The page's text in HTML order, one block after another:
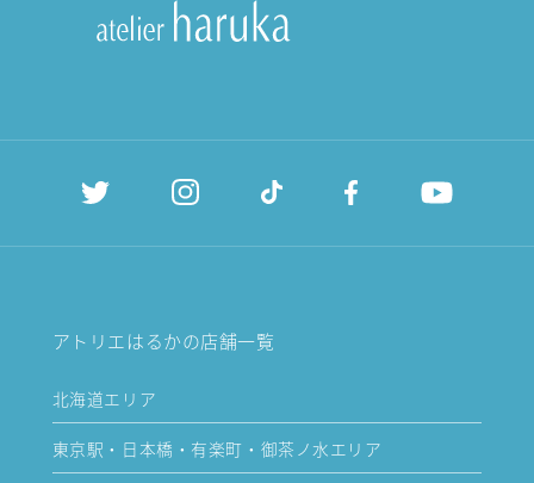
アトリエはるかの店舗一覧
北海道エリア
東京駅・日本橋・有楽町・御茶ノ水エリア